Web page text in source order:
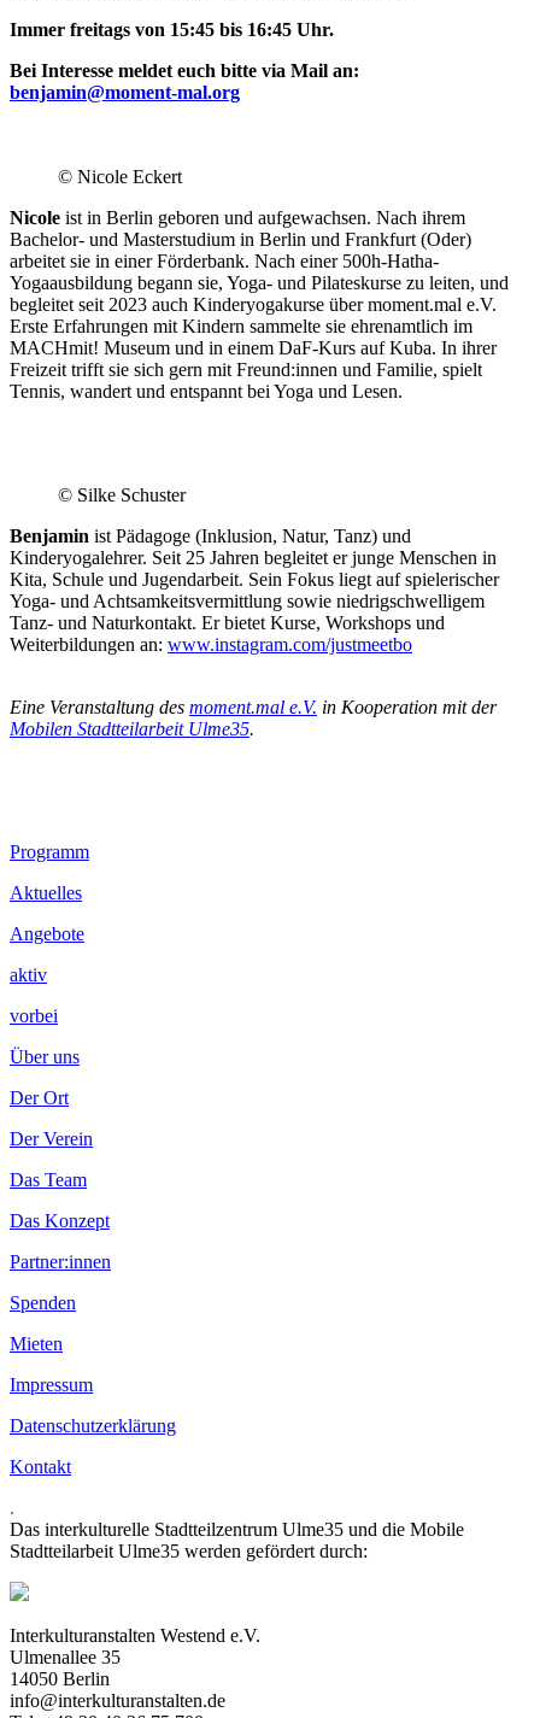
Immer freitags von 15:45 bis 16:45 Uhr.
Bei Interesse meldet euch bitte via Mail an:
benjamin@moment-mal.org
© Nicole Eckert
Nicole ist in Berlin geboren und aufgewachsen. Nach ihrem
Bachelor- und Masterstudium in Berlin und Frankfurt (Oder)
arbeitet sie in einer Förderbank. Nach einer 500h-Hatha-
Yogaausbildung begann sie, Yoga- und Pilateskurse zu leiten, und
begleitet seit 2023 auch Kinderyogakurse über moment.mal e.V.
Erste Erfahrungen mit Kindern sammelte sie ehrenamtlich im
MACHmit! Museum und in einem DaF-Kurs auf Kuba. In ihrer
Freizeit trifft sie sich gern mit Freund:innen und Familie, spielt
Tennis, wandert und entspannt bei Yoga und Lesen.
© Silke Schuster
Benjamin ist Pädagoge (Inklusion, Natur, Tanz) und
Kinderyogalehrer. Seit 25 Jahren begleitet er junge Menschen in
Kita, Schule und Jugendarbeit. Sein Fokus liegt auf spielerischer
Yoga- und Achtsamkeitsvermittlung sowie niedrigschwelligem
Tanz- und Naturkontakt. Er bietet Kurse, Workshops und
Weiterbildungen an: www.instagram.com/justmeetbo
Eine Veranstaltung des moment.mal e.V. in Kooperation mit der
Mobilen Stadtteilarbeit Ulme35.
Footer
Inhalt
Programm
Aktuelles
Angebote
aktiv
vorbei
Über uns
Der Ort
Der Verein
Das Team
Das Konzept
Partner:innen
Spenden
Mieten
Impressum
Datenschutzerklärung
Kontakt
.
Das interkulturelle Stadtteilzentrum Ulme35 und die Mobile
Stadtteilarbeit Ulme35 werden gefördert durch:
Interkulturanstalten Westend e.V.
Ulmenallee 35
14050 Berlin
info@interkulturanstalten.de